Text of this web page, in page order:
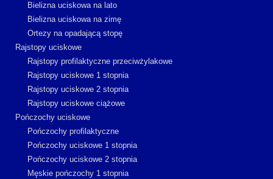
Bielizna uciskowa na lato
Bielizna uciskowa na zimę
Ortezy na opadającą stopę
Rajstopy uciskowe
Rajstopy profilaktyczne przeciwżylakowe
Rajstopy uciskowe 1 stopnia
Rajstopy uciskowe 2 stopnia
Rajstopy uciskowe ciążowe
Pończochy uciskowe
Pończochy profilaktyczne
Pończochy uciskowe 1 stopnia
Pończochy uciskowe 2 stopnia
Męskie pończochy 1 stopnia